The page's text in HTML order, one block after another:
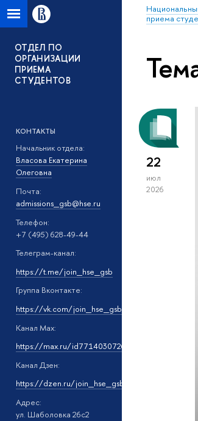
приема
ОТДЕЛ ПО
ОРГАНИЗАЦИИ
ПРИЕМА
СТУДЕНТОВ
КОНТАКТЫ
Начальник отдела:
Власова Екатерина
Олеговна
Почта:
admissions_gsb@hse.ru
Телефон:
+7 (495) 628-49-44
Телеграм-канал:
https://t.me/join_hse_gsb
Группа Вконтакте:
https://vk.com/join_hse_gsb
Канал Мах:
https://max.ru/id7714030726_gos13
Канал Дзен:
https://dzen.ru/join_hse_gsb
Адрес:
ул. Шаболовка 26с2
22
июл
2026